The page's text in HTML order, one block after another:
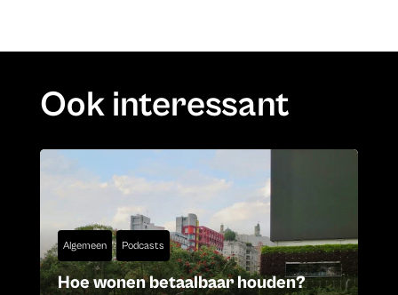
Ook interessant
Algemeen Podcasts
Hoe wonen betaalbaar houden?